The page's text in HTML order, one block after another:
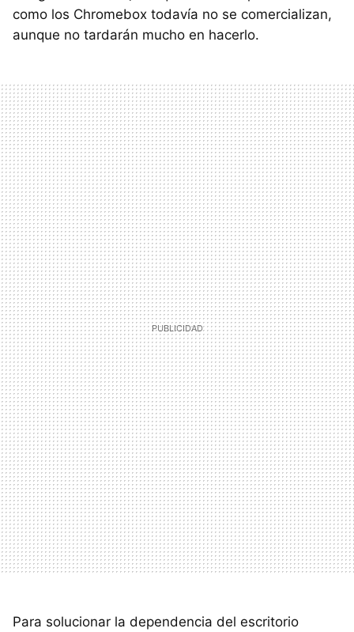
como los Chromebox todavía no se comercializan,
aunque no tardarán mucho en hacerlo.
Para solucionar la dependencia del escritorio